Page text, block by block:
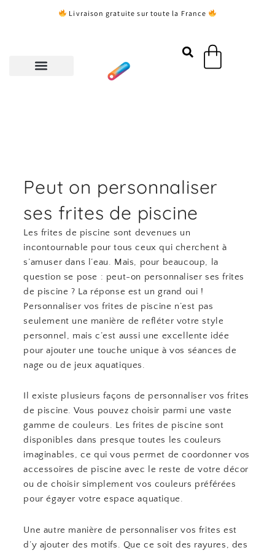
Livraison gratuite sur toute la France
Panier
Peut on personnaliser
ses frites de piscine
Les frites de piscine sont devenues un
incontournable pour tous ceux qui cherchent à
s’amuser dans l’eau. Mais, pour beaucoup, la
question se pose : peut-on personnaliser ses frites
de piscine ? La réponse est un grand oui !
Personnaliser vos frites de piscine n’est pas
seulement une manière de refléter votre style
personnel, mais c’est aussi une excellente idée
pour ajouter une touche unique à vos séances de
nage ou de jeux aquatiques.
Il existe plusieurs façons de personnaliser vos frites
de piscine. Vous pouvez choisir parmi une vaste
gamme de couleurs. Les frites de piscine sont
disponibles dans presque toutes les couleurs
imaginables, ce qui vous permet de coordonner vos
accessoires de piscine avec le reste de votre décor
ou de choisir simplement vos couleurs préférées
pour égayer votre espace aquatique.
Une autre manière de personnaliser vos frites est
d’y ajouter des motifs. Que ce soit des rayures, des